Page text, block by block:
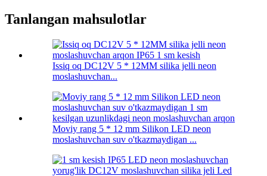
Tanlangan mahsulotlar
Issiq oq DC12V 5 * 12MM silika jelli neon
moslashuvchan...
Moviy rang 5 * 12 mm Silikon LED neon
moslashuvchan suv o'tkazmaydigan ...